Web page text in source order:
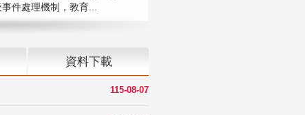
件處理機制，教育...
資料下載
115-08-07